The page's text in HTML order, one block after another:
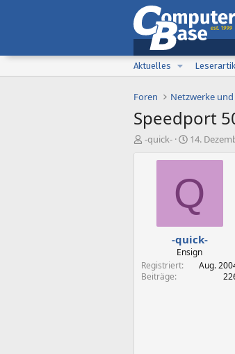
Aktuelles
Foren Netzwerke
Speedport
E
-quick-
E
s
t
l
t
a
m
14.
Q
-quick-
Ensign
Registriert
Aug.
Beiträge